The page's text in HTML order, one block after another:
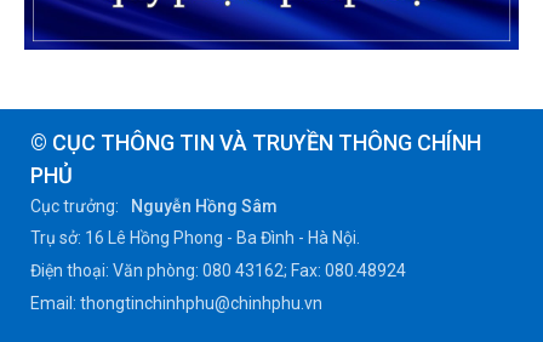
© CỤC THÔNG TIN VÀ TRUYỀN THÔNG CHÍNH
PHỦ
Cục trưởng:
Nguyễn Hồng Sâm
Trụ sở: 16 Lê Hồng Phong - Ba Đình - Hà Nội.
Điện thoại: Văn phòng: 080 43162; Fax: 080.48924
Email: thongtinchinhphu@chinhphu.vn